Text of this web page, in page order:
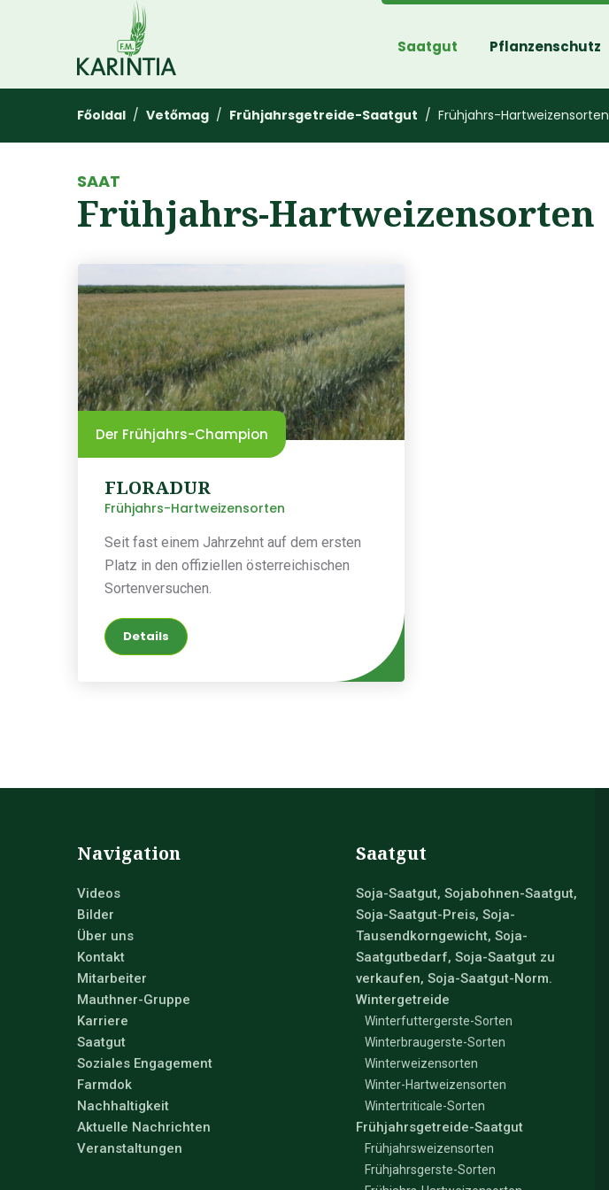
Saatgut Pflanzenschutz
Főoldal / Vetőmag / Frühjahrsgetreide-Saatgut / Frühjahrs-Hartweizensorten
SAAT
Frühjahrs-Hartweizensorten
Der Frühjahrs-Champion
FLORADUR
Frühjahrs-Hartweizensorten
Seit fast einem Jahrzehnt auf dem ersten
Platz in den offiziellen österreichischen
Sortenversuchen.
Details
Navigation
Videos
Bilder
Über uns
Kontakt
Mitarbeiter
Mauthner-Gruppe
Karriere
Saatgut
Soziales Engagement
Farmdok
Nachhaltigkeit
Aktuelle Nachrichten
Veranstaltungen
Saatgut
Soja-Saatgut, Sojabohnen-Saatgut,
Soja-Saatgut-Preis, Soja-
Tausendkorngewicht, Soja-
Saatgutbedarf, Soja-Saatgut zu
verkaufen, Soja-Saatgut-Norm.
Wintergetreide
Winterfuttergerste-Sorten
Winterbraugerste-Sorten
Winterweizensorten
Winter-Hartweizensorten
Wintertriticale-Sorten
Frühjahrsgetreide-Saatgut
Frühjahrsweizensorten
Frühjahrsgerste-Sorten